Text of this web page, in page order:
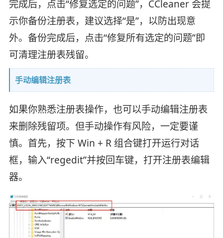
完成后，点击“修复选定的问题”，CCleaner 会提
示你备份注册表，建议选择“是”，以防出现意
外。备份完成后，点击“修复所有选定的问题”即
可清理注册表残留。
手动编辑注册表
如果你熟悉注册表操作，也可以手动编辑注册表
来删除残留项。但手动操作有风险，一定要谨
慎。首先，按下 Win + R 组合键打开运行对话
框，输入“regedit”并按回车键，打开注册表编辑
器。